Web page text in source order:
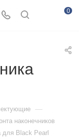
0
—
наконечников
для Black Pearl